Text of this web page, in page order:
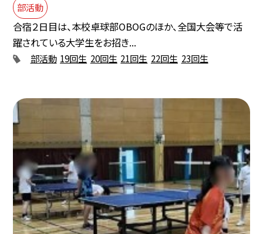
部活動
合宿２日目は、本校卓球部OBOGのほか、全国大会等で活
躍されている大学生をお招き...
部活動 19回生 20回生 21回生 22回生 23回生